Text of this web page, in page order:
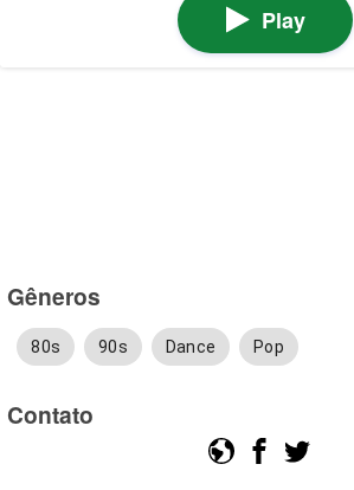
Play
Gêneros
80s 90s Dance Pop
Contato